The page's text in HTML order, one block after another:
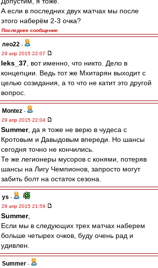
А если в последних двух матчах мы после
этого наберём 2-3 очка?
Последнее сообщение
лео22 -
29 апр 2015 22:07
leks_37 , вот именно, что никто. Дело в
концепции. Ведь тот же Мхитарян выходит с
целью созидания, а то что не катит это другой
вопрос.
Montez -
29 апр 2015 22:04
Summer, да я тоже не верю в чудеса с
Кротовым и Давыдовым впереди. Но шансы
сегодня точно не кончились.
Те же легионеры мусоров с конями, потеряв
шансы на Лигу Чемпионов, запросто могут
забить болт на остаток сезона.
ys -
29 апр 2015 21:59
Summer,
Если мы в следующих трех матчах наберем
больше четырех очков, буду очень рад и
удивлен.
Summer -